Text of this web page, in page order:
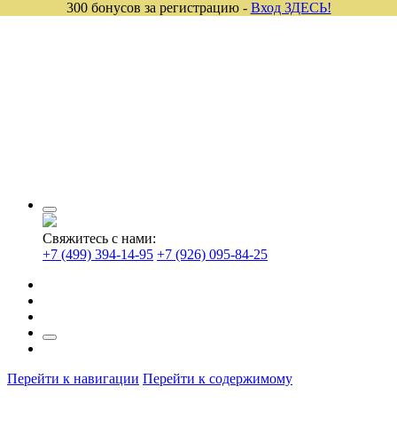
Свяжитесь с нами:
+7 (499) 394-14-95 +7 (926) 095-84-25
Перейти к навигации Перейти к содержимому
300 бонусов за регистрацию - Вход ЗДЕСЬ!